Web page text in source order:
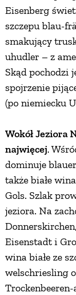
Eisenberg
szczepu blau-
smakujący
uhudler – z
Skąd pochodzi
spojrzenie
(po niemiecku
Wokół Jeziora
najwięcej.
dominuje
także białe
Gols. Szlak
jeziora. Na
Eisenstadt i
wina białe ze
welschriesling